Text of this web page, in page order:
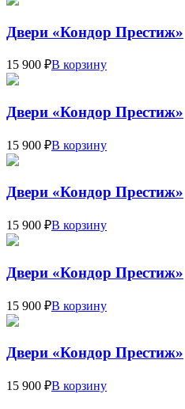
Двери «Кондор Престиж»
15 900 ₽В корзину
Двери «Кондор Престиж»
15 900 ₽В корзину
Двери «Кондор Престиж»
15 900 ₽В корзину
Двери «Кондор Престиж»
15 900 ₽В корзину
Двери «Кондор Престиж»
15 900 ₽В корзину